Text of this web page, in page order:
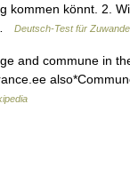
kommen könnt. 2.
Deutsch-Test für
and commune in